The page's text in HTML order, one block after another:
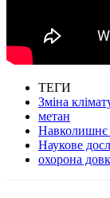
ТЕГИ
Зміна
метан
Навколишнє
Наукове
охорона